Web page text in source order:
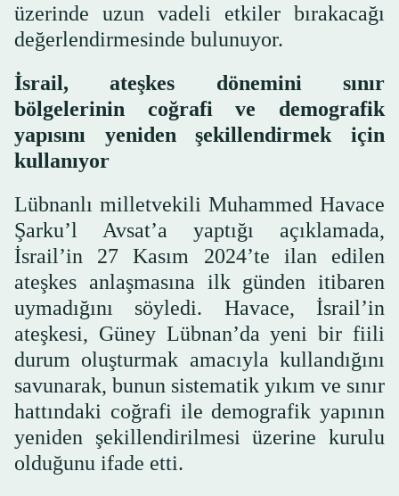
üzerinde uzun vadeli etkiler bırakacağı
değerlendirmesinde bulunuyor.
İsrail, ateşkes dönemini sınır
bölgelerinin coğrafi ve demografik
yapısını yeniden şekillendirmek için
kullanıyor
Lübnanlı milletvekili Muhammed Havace
Şarku’l Avsat’a yaptığı açıklamada,
İsrail’in 27 Kasım 2024’te ilan edilen
ateşkes anlaşmasına ilk günden itibaren
uymadığını söyledi. Havace, İsrail’in
ateşkesi, Güney Lübnan’da yeni bir fiili
durum oluşturmak amacıyla kullandığını
savunarak, bunun sistematik yıkım ve sınır
hattındaki coğrafi ile demografik yapının
yeniden şekillendirilmesi üzerine kurulu
olduğunu ifade etti.